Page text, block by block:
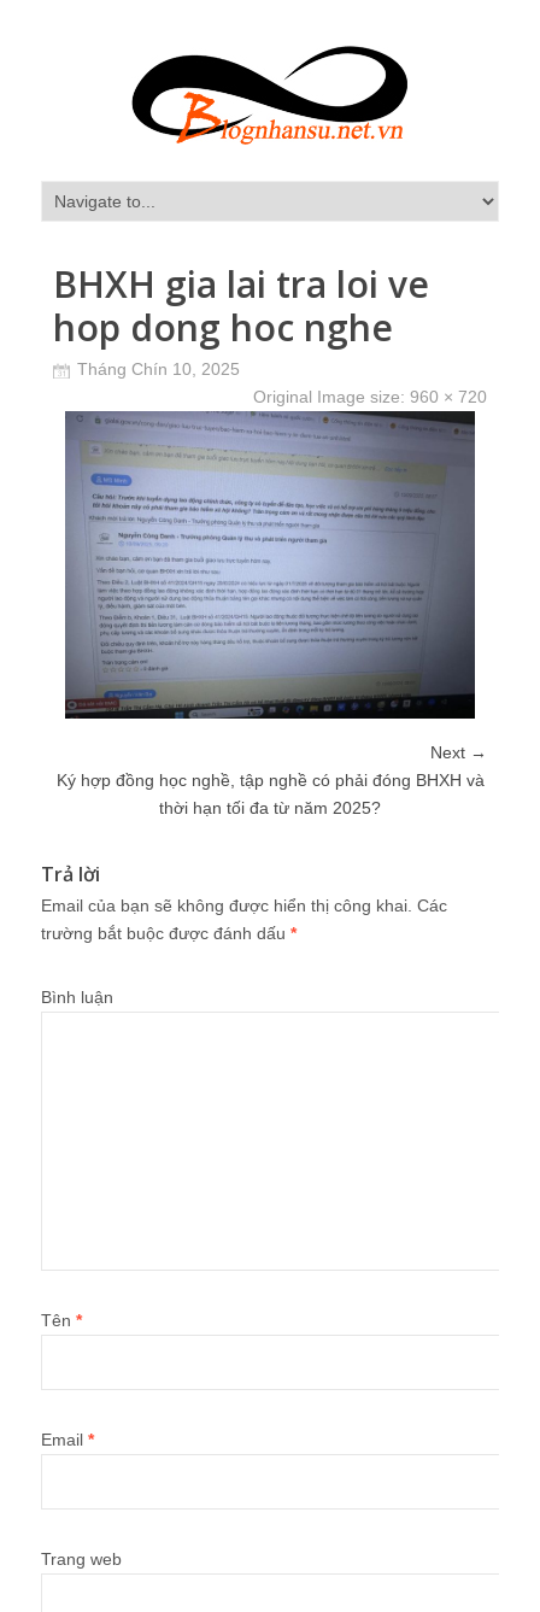
BHXH gia lai tra loi ve
hop dong hoc nghe
Tháng Chín 10, 2025
Original Image size: 960 × 720
Next →
Ký hợp đồng học nghề, tập nghề có phải đóng BHXH và
thời hạn tối đa từ năm 2025?
Trả lời
Email của bạn sẽ không được hiển thị công khai. Các
trường bắt buộc được đánh dấu *
Bình luận
Tên *
Email *
Trang web